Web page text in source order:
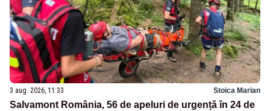
3 aug. 2026, 11:33 Stoica Marian
Salvamont România, 56 de apeluri de urgență în 24 de